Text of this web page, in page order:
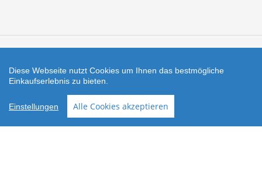
Facebook
Instagram
Shop erstellt mit
VersaCommerce.
Besuche uns auch auf lieber-
lokal.de
Diese Webseite nutzt Cookies um Ihnen das bestmögliche
Einkaufserlebnis zu bieten.
Einstellungen Alle Cookies akzeptieren